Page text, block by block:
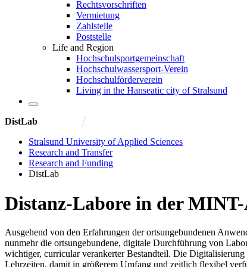
Rechtsvorschriften
Vermietung
Zahlstelle
Poststelle
Life and Region
Hochschulsportgemeinschaft
Hochschulwassersport-Verein
Hochschulförderverein
Living in the Hanseatic city of Stralsund
DistLab
Stralsund University of Applied Sciences
Research and Transfer
Research and Funding
DistLab
Dis­tanz-La­bore in der
Ausgehend von den Erfahrungen der ortsungebundenen
nunmehr die ortsungebundene, digitale Durchführung von
wichtiger, curricular verankerter Bestandteil. Die
Lehrzeiten, damit in größerem Umfang und zeitlich flexibel